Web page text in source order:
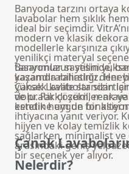
Banyoda tarzını ortaya
lavabolar hem şıklık
ideal bir seçimdir.
modern ve klasik
modellerle karşınıza
yenilikçi materyal
tasarımlar sayesinde,
kazandırabilirsiniz. Her
yüksek kalite
ve pratik çözümler
kendine uygun bir
Banyonuzun stilini
yaşamda rahatlığı
Çanak Lavabolar sizin
dolu. Farklı şekil, renk
estetik hem de
ihtiyacına yanıt veriyor.
hijyen ve kolay temizlik
sağlarken, minimalist
arasındaki geniş
bir seçenek yer alıyor.
Çanak
Nelerdir?